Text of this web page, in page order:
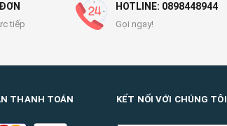
tiếp
HOTLINE: 0898448944
Gọi ngay!
THANH TOÁN KẾT NỐI VỚI CHÚNG TÔI